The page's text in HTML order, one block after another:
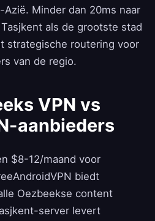
Minder dan 20ms naar
als de grootste stad
strategische routering voor
van de regio.
VPN vs
aanbieders
$8-12/maand voor
biedt
Oezbeekse content
server levert